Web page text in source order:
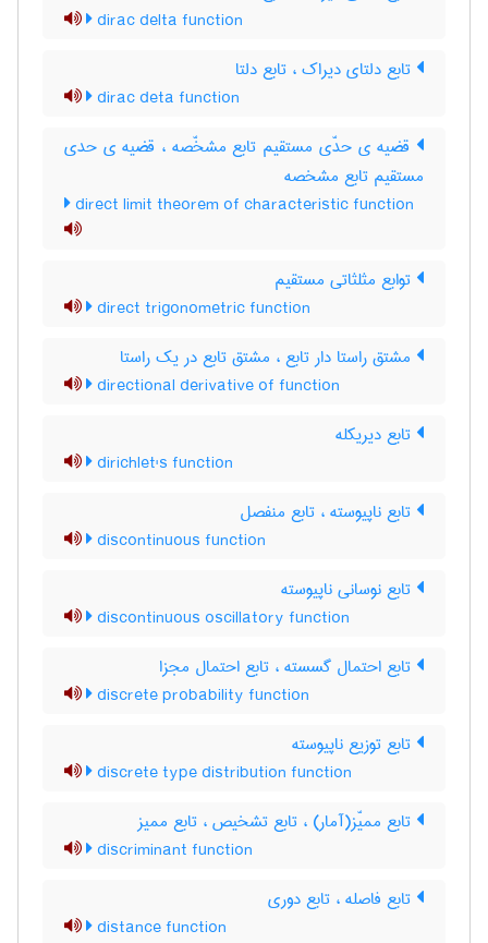
dirac delta function
تابع دلتای دیراک ، تابع دلتا
dirac deta function
قضیه ی حدّی مستقیم تابع مشخّصه ، قضیه ی حدی
مستقیم تابع مشخصه
direct limit theorem of characteristic function
توابع مثلثاتی مستقیم
direct trigonometric function
مشتق راستا دار تابع ، مشتق تابع در یک راستا
directional derivative of function
تابع دیریکله
dirichlet's function
تابع ناپیوسته ، تابع منفصل
discontinuous function
تابع نوسانی ناپیوسته
discontinuous oscillatory function
تابع احتمال گسسته ، تابع احتمال مجزا
discrete probability function
تابع توزیع ناپیوسته
discrete type distribution function
تابع ممیّز(آمار) ، تابع تشخیص ، تابع ممیز
discriminant function
تابع فاصله ، تابع دوری
distance function